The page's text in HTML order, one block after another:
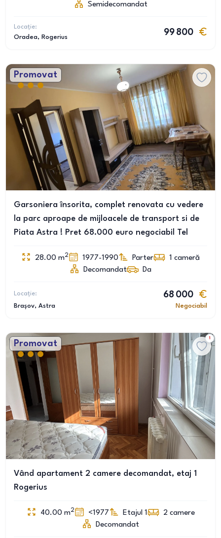
Semidecomandat
Locație:
Oradea, Rogerius
99 800
Promovat
Garsoniera însorita, complet renovata cu vedere
la parc aproape de mijloacele de transport si de
Piata Astra ! Pret 68.000 euro negociabil Tel
28.00 m2 1977-1990 Parter 1 cameră
Decomandat
Da
Locație:
Brașov, Astra
68 000
Negociabil
Promovat
1
Vând apartament 2 camere decomandat, etaj 1
Rogerius
40.00 m2 <1977 Etajul 1 2 camere
Decomandat